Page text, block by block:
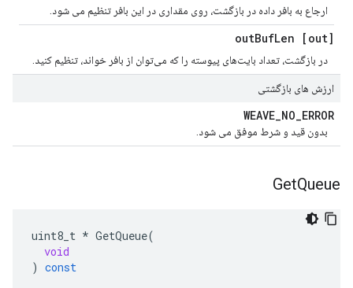
ارجاع به بافر داده در بازگشت، روی مقداری در این بافر تنظیم می شود.
[out] out
BufLen
در بازگشت، تعداد بایت‌های پیوسته را که می‌توان از بافر خواند، تنظیم کنید.
ارزش های بازگشتی
WEAVE_NO_ERROR
بدون قید و شرط موفق می شود.
GetQueue
uint8_t * GetQueue(
void
) const